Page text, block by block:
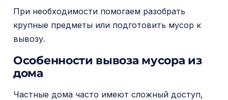
При необходимости помогаем разобрать
крупные предметы или подготовить мусор к
вывозу.
Особенности вывоза мусора из
дома
Частные дома часто имеют сложный доступ,